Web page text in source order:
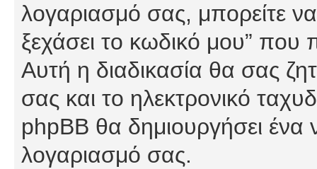
λογαριασμό σας, μπορείτε
ξεχάσει το κωδικό μου” που
Αυτή η διαδικασία θα σας
σας και το ηλεκτρονικό
phpBB θα δημιουργήσει ένα
λογαριασμό σας.